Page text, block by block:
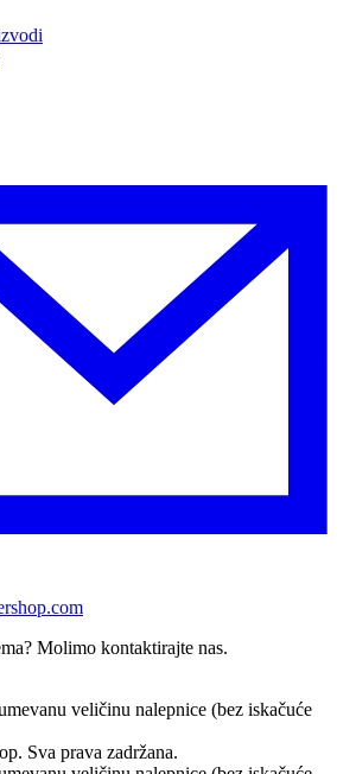
Molimo kontaktirajte nas.
veličinu nalepnice (bez iskačuće
Sva prava zadržana.